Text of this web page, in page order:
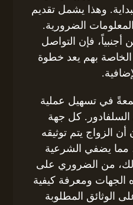
وهذا يشمل تقديم
الضرورية.
فإن التواصل
الخاصة بهم يعد خطوة
في تسهيل عملية
كل جهة
الزواج يتم توثيقه
مما يضفي الشرعية
من الضروري على
الجهات ومعرفة كيفية
الوثائق المطلوبة